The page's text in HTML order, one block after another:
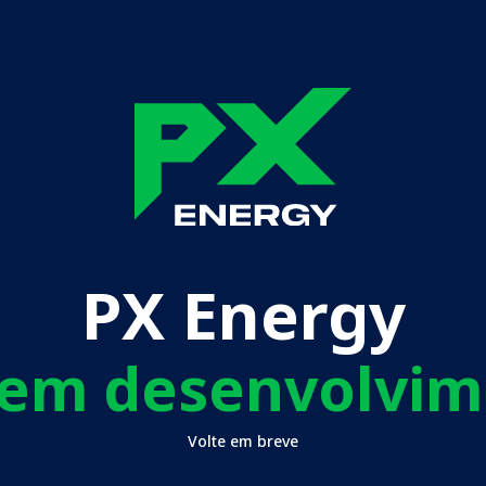
PX Energy
Volte em breve